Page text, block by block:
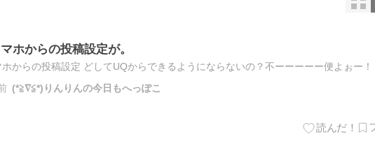
ホからの投稿設定が。
からの投稿設定 どしてUQからできるようにならないの？不ーーーーー便よぉー！
(*≧∇≦*)りんりんの今日もへっぽこ